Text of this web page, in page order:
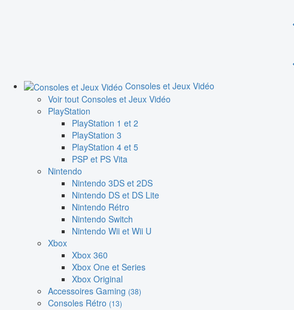
Consoles et Jeux Vidéo
Voir tout Consoles et Jeux Vidéo
PlayStation
PlayStation 1 et 2
PlayStation 3
PlayStation 4 et 5
PSP et PS Vita
Nintendo
Nintendo 3DS et 2DS
Nintendo DS et DS Lite
Nintendo Rétro
Nintendo Switch
Nintendo Wii et Wii U
Xbox
Xbox 360
Xbox One et Series
Xbox Original
Accessoires Gaming (38)
Consoles Rétro (13)